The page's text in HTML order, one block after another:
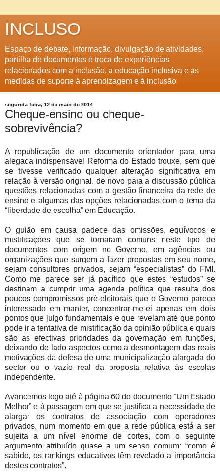
INCLUSO
Espaço de debate, informação, divulgação de atividades,
partilha de documentos e troca de experiências
relacionados com a inclusão, a educação inclusiva e as
medidas de suporte à aprendizagem e à inclusão
segunda-feira, 12 de maio de 2014
Cheque-ensino ou cheque-
sobrevivência?
A republicação de um documento orientador para uma
alegada indispensável Reforma do Estado trouxe, sem que
se tivesse verificado qualquer alteração significativa em
relação à versão original, de novo para a discussão pública
questões relacionadas com a gestão financeira da rede de
ensino e algumas das opções relacionadas com o tema da
“liberdade de escolha” em Educação.
O guião em causa padece das omissões, equívocos e
mistificações que se tornaram comuns neste tipo de
documentos com origem no Governo, em agências ou
organizações que surgem a fazer propostas em seu nome,
sejam consultores privados, sejam “especialistas” do FMI.
Como me parece ser já pacífico que estes “estudos” se
destinam a cumprir uma agenda política que resulta dos
poucos compromissos pré-eleitorais que o Governo parece
interessado em manter, concentrar-me-ei apenas em dois
pontos que julgo fundamentais e que revelam até que ponto
pode ir a tentativa de mistificação da opinião pública e quais
são as efectivas prioridades da governação em funções,
deixando de lado aspectos como a desmontagem das reais
motivações da defesa de uma municipalização alargada do
sector ou o vazio real da proposta relativa às escolas
independente.
Avancemos logo até à página 60 do documento “Um Estado
Melhor” e à passagem em que se justifica a necessidade de
alargar os contratos de associação com operadores
privados, num momento em que a rede pública está a ser
sujeita a um nível enorme de cortes, com o seguinte
argumento atribuído quase a um senso comum: “como é
sabido, os rankings educativos têm revelado a importância
destes contratos”.